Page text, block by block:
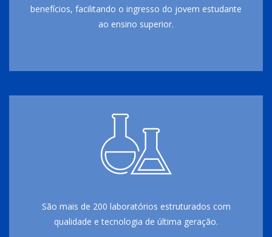
benefícios, facilitando o ingresso do jovem estudante
ao ensino superior.
São mais de 200 laboratórios estruturados com
qualidade e tecnologia de última geração.